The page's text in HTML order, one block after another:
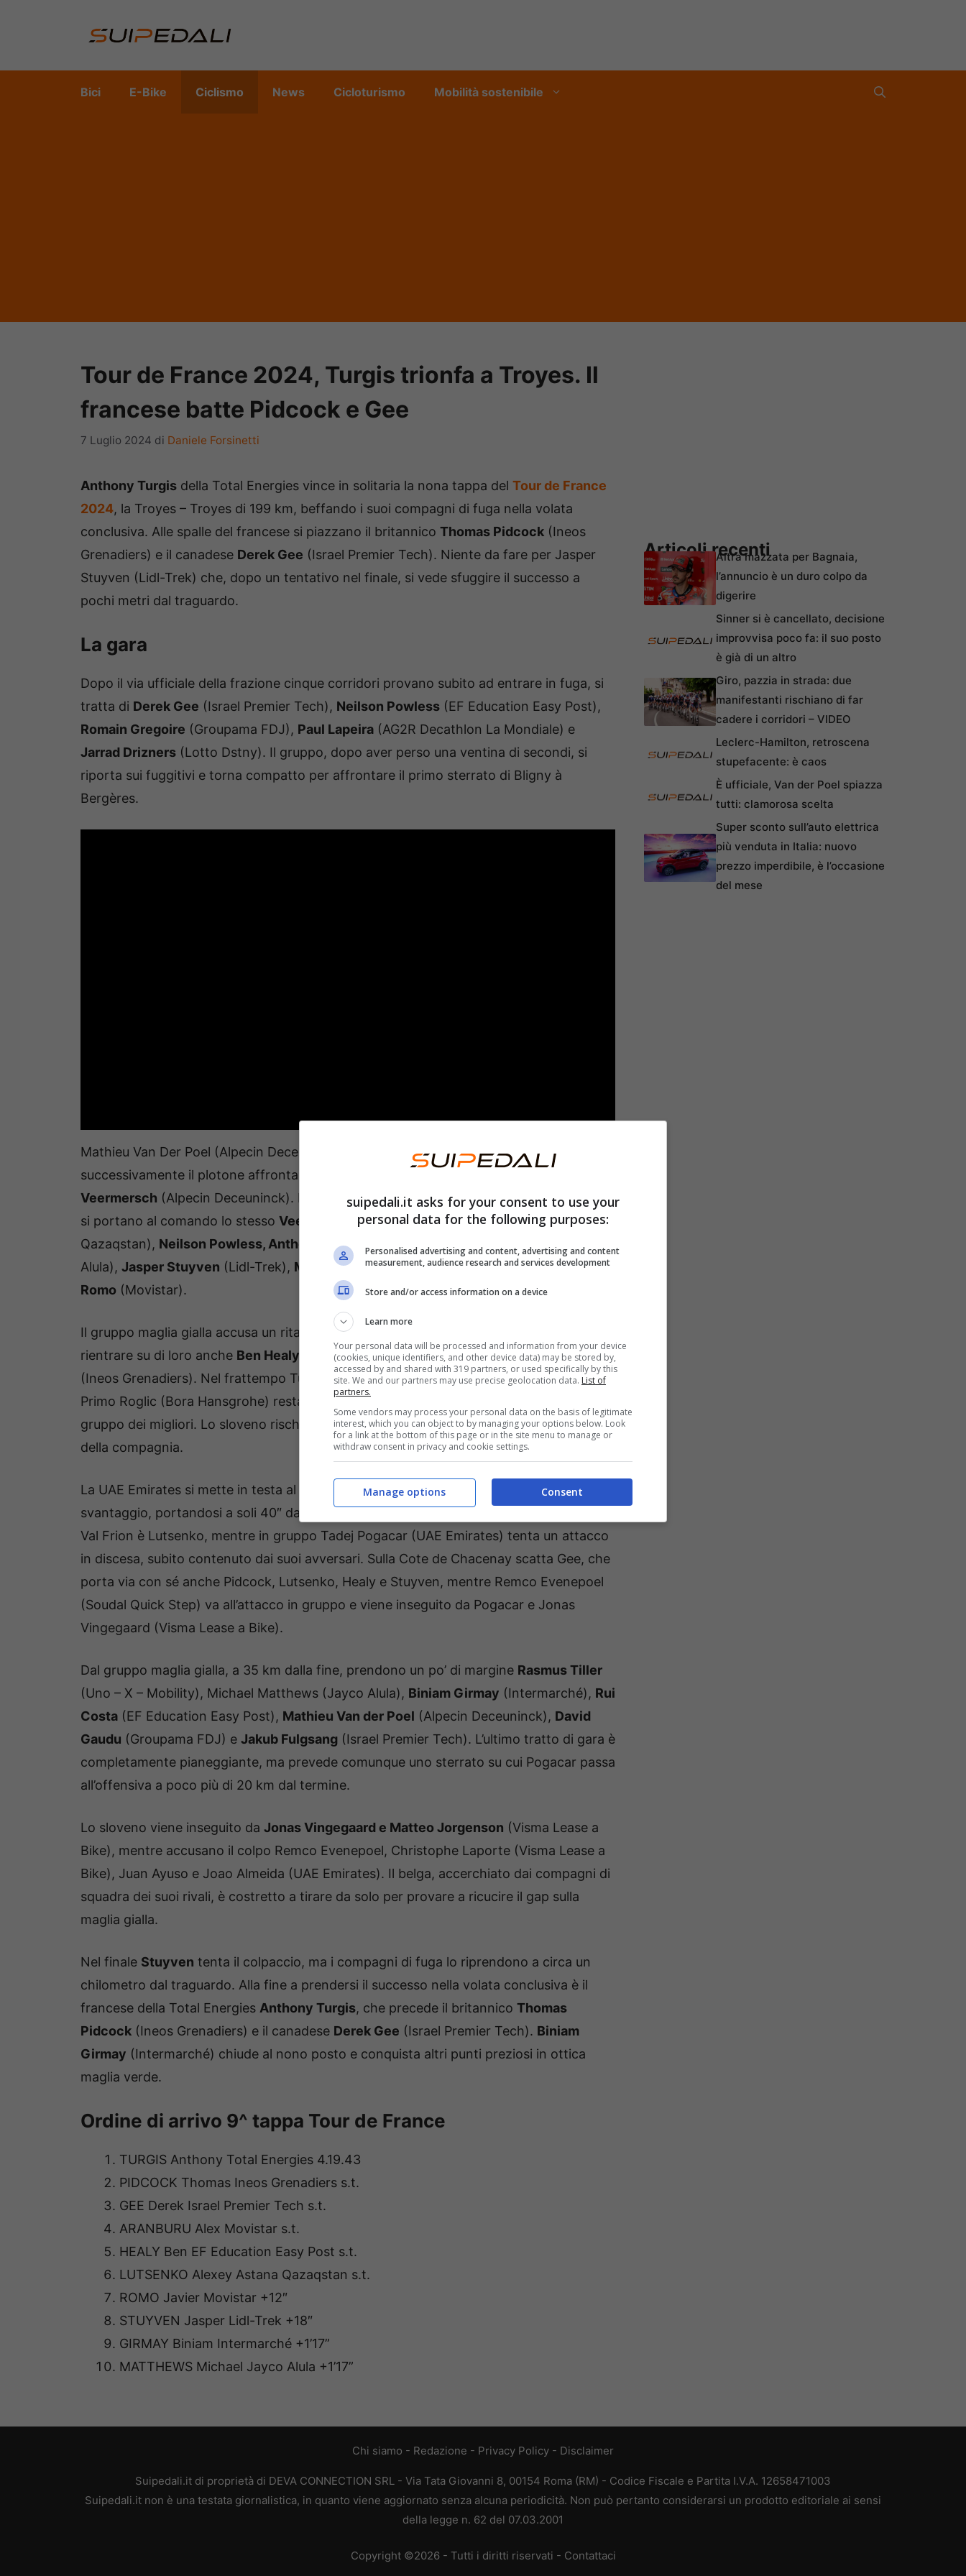
Bici E-Bike Ciclismo News Cicloturismo Mobilità sostenibile
Tour de France 2024, Turgis trionfa a Troyes. Il
francese batte Pidcock e Gee
7 Luglio 2024 di Daniele Forsinetti
Anthony Turgis della Total Energies vince in solitaria la nona tappa del Tour de France
2024, la Troyes – Troyes di 199 km, beffando i suoi compagni di fuga nella volata
conclusiva. Alle spalle del francese si piazzano il britannico Thomas Pidcock (Ineos
Grenadiers) e il canadese Derek Gee (Israel Premier Tech). Niente da fare per Jasper
Stuyven (Lidl-Trek) che, dopo un tentativo nel finale, si vede sfuggire il successo a
pochi metri dal traguardo.
La gara
Dopo il via ufficiale della frazione cinque corridori provano subito ad entrare in fuga, si
tratta di Derek Gee (Israel Premier Tech), Neilson Powless (EF Education Easy Post),
Romain Gregoire (Groupama FDJ), Paul Lapeira (AG2R Decathlon La Mondiale) e
Jarrad Drizners (Lotto Dstny). Il gruppo, dopo aver perso una ventina di secondi, si
riporta sui fuggitivi e torna compatto per affrontare il primo sterrato di Bligny à
Bergères.
Mathieu Van Der Poel (Alpecin Deceuninck) si attiva in un tratto a lui congeniale,
successivamente il plotone affronta la Cote de Bergères, che viene vinto da
Veermersch (Alpecin Deceuninck). In vista del secondo sterrato della Cote de Baroville
si portano al comando lo stesso Veermersch, Derek Gee, Alexey Lutsenko(Astana
Qazaqstan), Neilson Powless, Anthony Turgis (Total Energies), Elmar Reinders
(Jayco
Alula), Jasper Stuyven (Lidl-Trek), Maxim Van Gils(Lotto Dstny),Oier Lazkano e Javer
Romo (Movistar).
Il gruppo maglia gialla accusa un ritardo di 2’25” rispetto ai battistrada, che vedono
rientrare su di loro anche Ben Healy (EF Education Easy Post) eThomas Pidcock
(Ineos Grenadiers). Nel frattempo Turgis vince lo sprint intermedio di Fontette, invece
Primo Roglic (Bora Hansgrohe) resta vittima di un ventaglio e perde contatto dal
gruppo dei migliori. Lo sloveno rischia grosso, ma riesce a rincogiungersi con il resto
della compagnia.
La UAE Emirates si mette in testa al gruppo a far il ritmo e riduce drasticamente lo
svantaggio, portandosi a soli 40″ dai fuggitivi. Il primo a passare sul GPM della Cote de
Val Frion è Lutsenko, mentre in gruppo Tadej Pogacar (UAE Emirates) tenta un attacco
in discesa, subito contenuto dai suoi avversari. Sulla Cote de Chacenay scatta Gee, che
porta via con sé anche Pidcock, Lutsenko, Healy e Stuyven, mentre Remco Evenepoel
(Soudal Quick Step) va all’attacco in gruppo e viene inseguito da Pogacar e Jonas
Vingegaard (Visma Lease a Bike).
Dal gruppo maglia gialla, a 35 km dalla fine, prendono un po’ di margine Rasmus Tiller
(Uno – X – Mobility), Michael Matthews (Jayco Alula), Biniam Girmay (Intermarché), Rui
Costa (EF Education Easy Post), Mathieu Van der Poel (Alpecin Deceuninck), David
Gaudu (Groupama FDJ) e Jakub Fulgsang (Israel Premier Tech). L’ultimo tratto di gara è
completamente pianeggiante, ma prevede comunque uno sterrato su cui Pogacar passa
all’offensiva a poco più di 20 km dal termine.
Lo sloveno viene inseguito da Jonas Vingegaard e Matteo Jorgenson (Visma Lease a
Bike), mentre accusano il colpo Remco Evenepoel, Christophe Laporte (Visma Lease a
Bike), Juan Ayuso e Joao Almeida (UAE Emirates). Il belga, accerchiato dai compagni di
squadra dei suoi rivali, è costretto a tirare da solo per provare a ricucire il gap sulla
maglia gialla.
Nel finale Stuyven tenta il colpaccio, ma i compagni di fuga lo riprendono a circa un
chilometro dal traguardo. Alla fine a prendersi il successo nella volata conclusiva è il
francese della Total Energies Anthony Turgis, che precede il britannico Thomas
Pidcock (Ineos Grenadiers) e il canadese Derek Gee (Israel Premier Tech). Biniam
Girmay (Intermarché) chiude al nono posto e conquista altri punti preziosi in ottica
maglia verde.
Ordine di arrivo 9^ tappa Tour de France
TURGIS Anthony Total Energies 4.19.43
PIDCOCK Thomas Ineos Grenadiers s.t.
GEE Derek Israel Premier Tech s.t.
ARANBURU Alex Movistar s.t.
HEALY Ben EF Education Easy Post s.t.
LUTSENKO Alexey Astana Qazaqstan s.t.
ROMO Javier Movistar +12″
STUYVEN Jasper Lidl-Trek +18″
GIRMAY Biniam Intermarché +1’17”
MATTHEWS Michael Jayco Alula +1’17”
Articoli recentiAltra mazzata per Bagnaia,
l’annuncio è un duro colpo da
digerire
Sinner si è cancellato, decisione
improvvisa poco fa: il suo posto
è già di un altro
Giro, pazzia in strada: due
manifestanti rischiano di far
cadere i corridori – VIDEO
Leclerc-Hamilton, retroscena
stupefacente: è caos
È ufficiale, Van der Poel spiazza
tutti: clamorosa scelta
Super sconto sull’auto elettrica
più venduta in Italia: nuovo
prezzo imperdibile, è l’occasione
del mese
Chi siamo - Redazione - Privacy Policy - Disclaimer
Suipedali.it di proprietà di DEVA CONNECTION SRL - Via Tata Giovanni 8, 00154 Roma (RM) - Codice Fiscale e Partita I.V.A. 12658471003
Suipedali.it non è una testata giornalistica, in quanto viene aggiornato senza alcuna periodicità. Non può pertanto considerarsi un prodotto editoriale ai sensi
della legge n. 62 del 07.03.2001
Copyright ©2026 - Tutti i diritti riservati - Contattaci
suipedali.it asks for your consent to use your
personal data for the following purposes:
Personalised advertising and content, advertising and content
measurement, audience research and services development
Store and/or access information on a device
Learn more
Your personal data will be processed and information from your device
(cookies, unique identifiers, and other device data) may be stored by,
accessed by and shared with 319 partners, or used specifically by this
site. We and our partners may use precise geolocation data. List of
partners.
Some vendors may process your personal data on the basis of legitimate
interest, which you can object to by managing your options below. Look
for a link at the bottom of this page or in the site menu to manage or
withdraw consent in privacy and cookie settings.
Consent
Manage options